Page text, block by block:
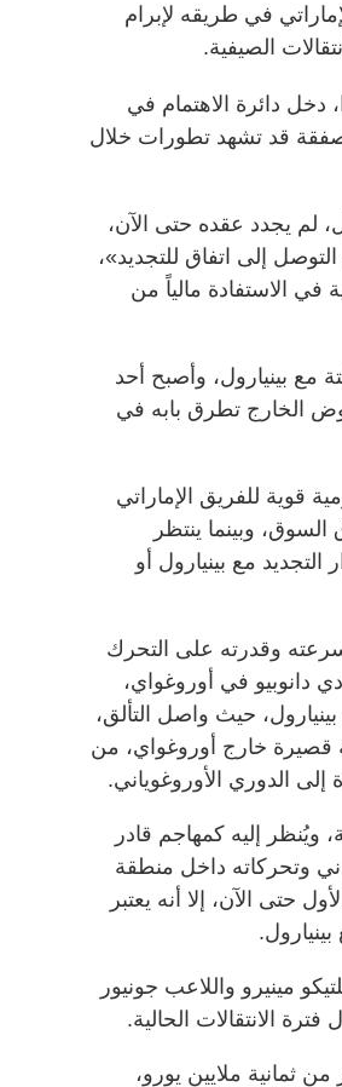
الوحدة الإماراتي في طريقه لإبرام
الصيفية.
دخل دائرة الاهتمام في
قد تشهد تطورات خلال
لم يجدد عقده حتى الآن،
إلى اتفاق للتجديد»،
في الاستفادة مالياً من
قدم مستويات لافتة مع بينيارول، وأصبح أحد
الخارج تطرق بابه في
قوية للفريق الإماراتي
وبينما ينتظر
مع بينيارول أو
وقدرته على التحرك
دانوبيو في أوروغواي،
حيث واصل التألق،
قصيرة خارج أوروغواي، من
إلى الدوري الأوروغوياني.
ويُنظر إليه كمهاجم قادر
وتحركاته داخل منطقة
حتى الآن، إلا أنه يعتبر
مينيرو واللاعب جونيور
الانتقالات الحالية.
ثمانية ملايين يورو،